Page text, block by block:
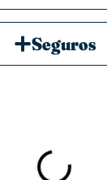
Seguros